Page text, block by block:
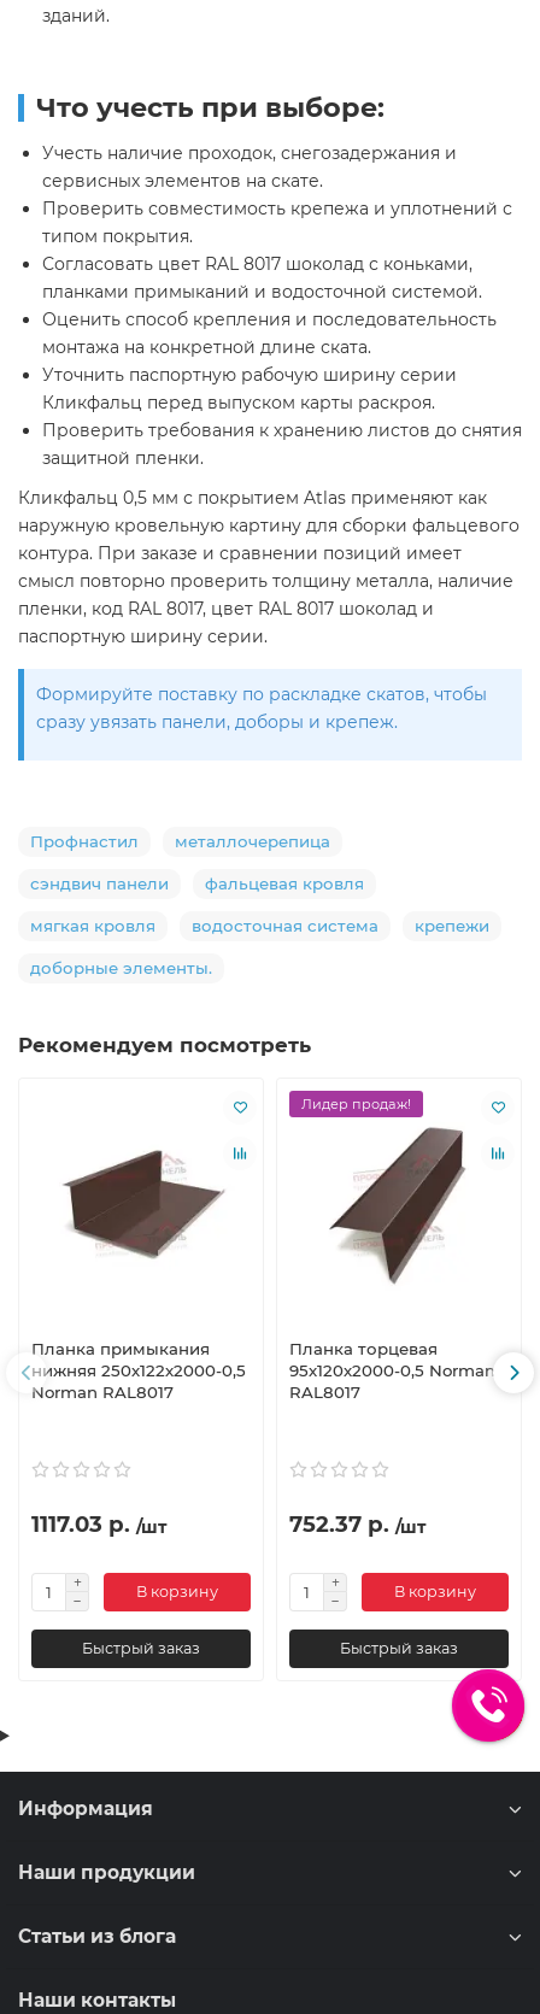
зданий.
Что учесть при выборе:
Учесть наличие проходок, снегозадержания и
сервисных элементов на скате.
Проверить совместимость крепежа и уплотнений с
типом покрытия.
Согласовать цвет RAL 8017 шоколад с коньками,
планками примыканий и водосточной системой.
Оценить способ крепления и последовательность
монтажа на конкретной длине ската.
Уточнить паспортную рабочую ширину серии
Кликфальц перед выпуском карты раскроя.
Проверить требования к хранению листов до снятия
защитной пленки.
Кликфальц 0,5 мм с покрытием Atlas применяют как
наружную кровельную картину для сборки фальцевого
контура. При заказе и сравнении позиций имеет
смысл повторно проверить толщину металла, наличие
пленки, код RAL 8017, цвет RAL 8017 шоколад и
паспортную ширину серии.
Формируйте поставку по раскладке скатов, чтобы
сразу увязать панели, доборы и крепеж.
Профнастил металлочерепица
сэндвич панели фальцевая кровля
мягкая кровля водосточная система крепежи
доборные элементы.
Рекомендуем посмотреть
Планка примыкания
нижняя 250х122х2000-0,5
Norman RAL8017
1117.03 р. /шт
В корзину
Быстрый заказ
Лидер продаж!
Планка торцевая
95х120х2000-0,5 Norman
RAL8017
752.37 р. /шт
В корзину
Быстрый заказ
Информация
Наши продукции
Статьи из блога
Наши контакты